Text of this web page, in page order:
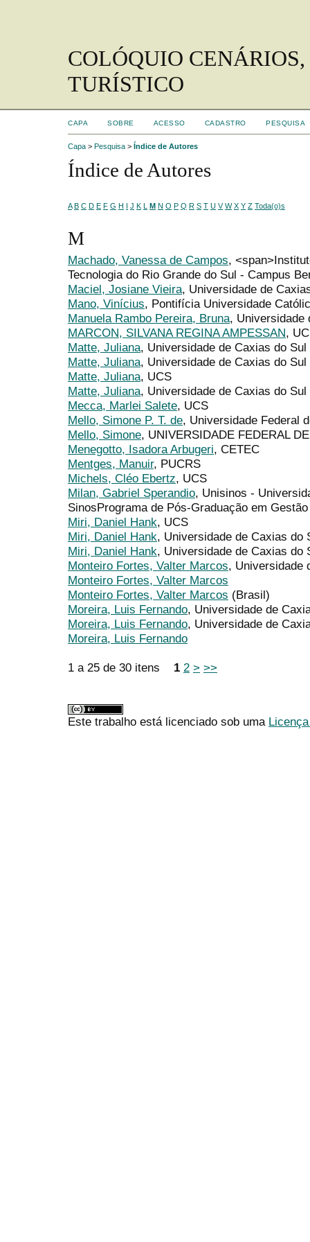
COLÓQUIO
TURÍSTICO
CAPA SOBRE ACESSO CADASTRO PESQUISA
Capa > Pesquisa > Índice de Autores
Índice de Autores
A B C D E F G H I J K L M N O P Q R S T U V W X Y Z Toda(o)s
M
Machado, Vanessa de Campos,
Tecnologia do Rio Grande do Sul - Campus
Maciel, Josiane Vieira, Universidade de
Mano, Vinícius, Pontifícia Universidade
Manuela Rambo Pereira, Bruna, Universidade
MARCON, SILVANA REGINA AMPESSAN,
Matte, Juliana, Universidade de Caxias do Sul
Matte, Juliana, Universidade de Caxias do Sul
Matte, Juliana, UCS
Matte, Juliana, Universidade de Caxias do Sul
Mecca, Marlei Salete, UCS
Mello, Simone P. T. de, Universidade Federal
Mello, Simone, UNIVERSIDADE FEDERAL
Menegotto, Isadora Arbugeri, CETEC
Mentges, Manuir, PUCRS
Michels, Cléo Ebertz, UCS
Milan, Gabriel Sperandio, Unisinos -
SinosPrograma de Pós-Graduação em
Miri, Daniel Hank, UCS
Miri, Daniel Hank, Universidade de Caxias do
Miri, Daniel Hank, Universidade de Caxias do
Monteiro Fortes, Valter Marcos, Universidade
Monteiro Fortes, Valter Marcos
Monteiro Fortes, Valter Marcos (Brasil)
Moreira, Luis Fernando, Universidade de
Moreira, Luis Fernando, Universidade de
Moreira, Luis Fernando
1 a 25 de 30 itens 1 2 > >>
Este trabalho está licenciado sob uma